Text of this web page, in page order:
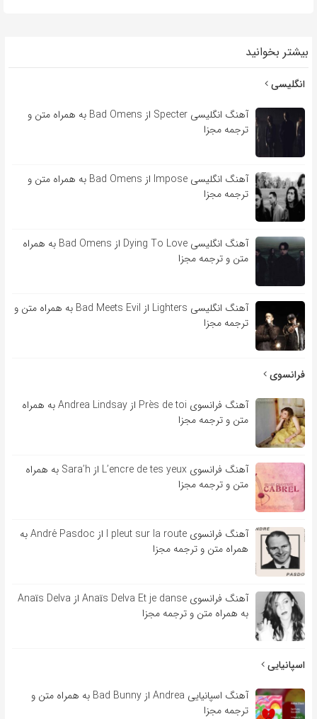
بیشتر بخوانید
انگلیسی
آهنگ انگلیسی Specter از Bad Omens به همراه متن و
ترجمه مجزا
آهنگ انگلیسی Impose از Bad Omens به همراه متن و
ترجمه مجزا
آهنگ انگلیسی Dying To Love از Bad Omens به همراه
متن و ترجمه مجزا
آهنگ انگلیسی Lighters از Bad Meets Evil به همراه متن و
ترجمه مجزا
فرانسوی
آهنگ فرانسوی Près de toi از Andrea Lindsay به همراه
متن و ترجمه مجزا
آهنگ فرانسوی L’encre de tes yeux از Sara’h به همراه
متن و ترجمه مجزا
آهنگ فرانسوی l pleut sur la route از André Pasdoc به
همراه متن و ترجمه مجزا
آهنگ فرانسوی Anaïs Delva Et je danse از Anaïs Delva
به همراه متن و ترجمه مجزا
اسپانیایی
آهنگ اسپانیایی Andrea از Bad Bunny به همراه متن و
ترجمه مجزا